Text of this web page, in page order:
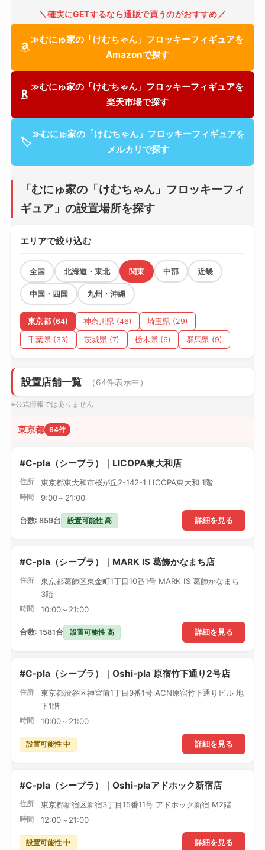
＼確実にGETするなら通販で買うのがおすすめ／
≫むにゅ家の「けむちゃん」フロッキーフィギュアを
Amazonで探す
≫むにゅ家の「けむちゃん」フロッキーフィギュアを
楽天市場で探す
🏷
≫むにゅ家の「けむちゃん」フロッキーフィギュアを
メルカリで探す
「むにゅ家の「けむちゃん」フロッキーフィ
ギュア」の設置場所を探す
エリアで絞り込む
全国 北海道・東北 関東 中部 近畿
中国・四国 九州・沖縄
東京都 (64) 神奈川県 (46) 埼玉県 (29)
千葉県 (33) 茨城県 (7) 栃木県 (6) 群馬県 (9)
設置店舗一覧 （64件表示中）
※公式情報ではありません
東京都 64件
#C-pla（シープラ）｜LICOPA東大和店
住所 東京都東大和市桜が丘2-142-1 LICOPA東大和 1階
時間 9:00～21:00
詳細を見る
台数: 859台 設置可能性 高
#C-pla（シープラ）｜MARK IS 葛飾かなまち店
住所
東京都葛飾区東金町1丁目10番1号 MARK IS 葛飾かなまち
3階
時間 10:00～21:00
詳細を見る
台数: 1581台 設置可能性 高
#C-pla（シープラ）｜Oshi-pla 原宿竹下通り2号店
住所
東京都渋谷区神宮前1丁目9番1号 ACN原宿竹下通りビル 地
下1階
時間 10:00～21:00
詳細を見る
設置可能性 中
#C-pla（シープラ）｜Oshi-plaアドホック新宿店
住所 東京都新宿区新宿3丁目15番11号 アドホック新宿 M2階
時間 12:00～21:00
詳細を見る
設置可能性 中